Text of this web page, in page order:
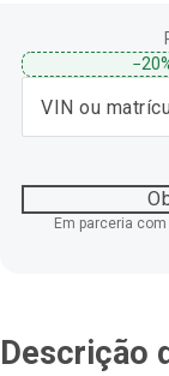
Em parceria
Descrição